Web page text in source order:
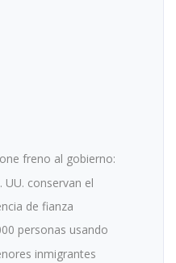
freno al gobierno:
UU. conservan el
de fianza
personas usando
inmigrantes